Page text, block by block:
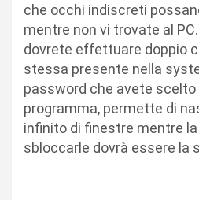
che occhi indiscreti
mentre non vi trovate al
dovrete effettuare doppio
stessa presente nella
password che avete
programma, permette di
infinito di finestre mentre
sbloccarle dovrà essere la